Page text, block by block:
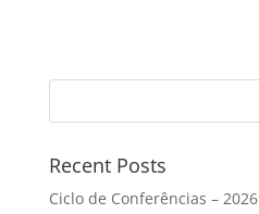
Recent Posts
Ciclo de Conferências – 2026